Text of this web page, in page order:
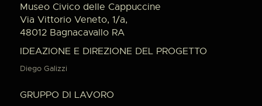
Museo Civico delle Cappuccine
Via Vittorio Veneto, 1/a,
48012 Bagnacavallo RA
IDEAZIONE E DIREZIONE DEL PROGETTO
Diego Galizzi
GRUPPO DI LAVORO